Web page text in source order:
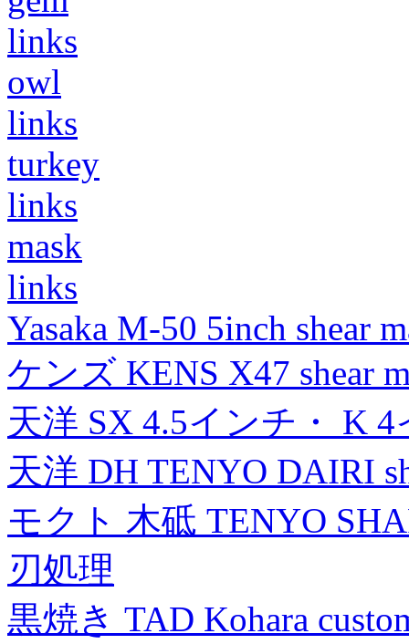
links
owl
links
turkey
links
mask
links
Yasaka M-50 5inch shear
ケンズ KENS X47 shear
天洋 SX 4.5インチ・ K
天洋 DH TENYO DAIRI
モクト 木砥 TENYO
刃処理
黒焼き TAD Kohara